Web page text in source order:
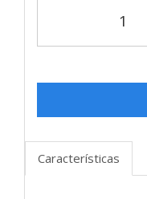
Características